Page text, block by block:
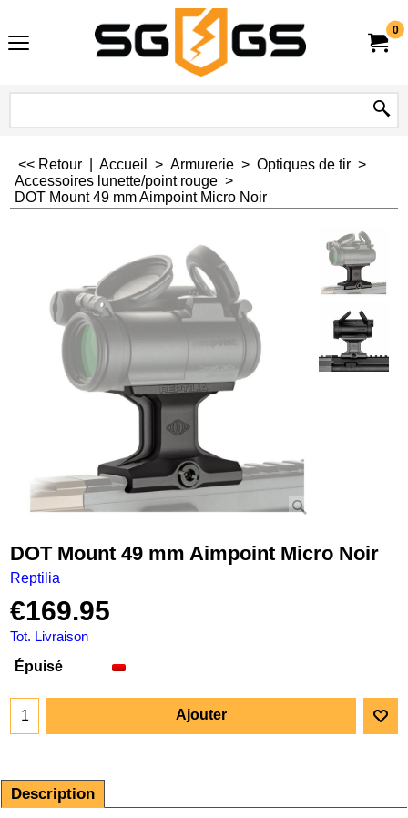
0
<< Retour Accueil > Armurerie > Optiques de tir >
Accessoires lunette/point rouge >
DOT Mount 49 mm Aimpoint Micro Noir
DOT Mount 49 mm Aimpoint Micro Noir
Reptilia
€169.95
Tot. Livraison
Épuisé
Ajouter
Description